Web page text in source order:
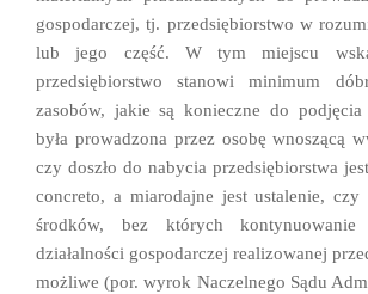
gospodarczej, tj. przedsiębiorstwo w
lub jego część. W tym miejscu
przedsiębiorstwo stanowi minimum
zasobów, jakie są konieczne do podjęcia
była prowadzona przez osobę wnoszącą
czy doszło do nabycia przedsiębiorstwa
concreto, a miarodajne jest ustalenie,
środków, bez których kontynuowanie
działalności gospodarczej realizowanej
możliwe (por. wyrok Naczelnego Sądu